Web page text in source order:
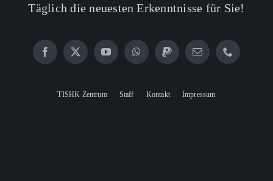
Täglich die neuesten Erkenntnisse für Sie!
TISHK Zentrum Staff Kontakt Impressum